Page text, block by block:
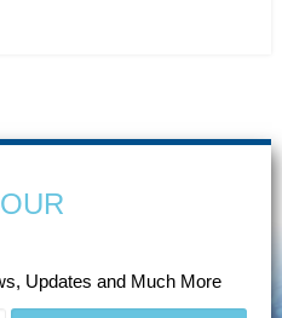
Updates and Much More